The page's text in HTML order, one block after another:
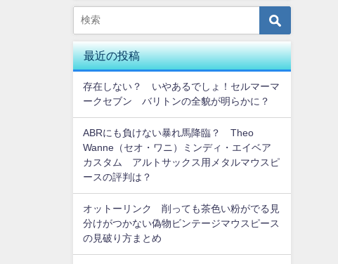
最近の投稿
存在しない？ いやあるでしょ！セルマーマ
ークセブン バリトンの全貌が明らかに？
ABRにも負けない暴れ馬降臨？ Theo
Wanne（セオ・ワニ）ミンディ・エイベア
カスタム アルトサックス用メタルマウスピ
ースの評判は？
オットーリンク 削っても茶色い粉がでる見
分けがつかない偽物ビンテージマウスピース
の見破り方まとめ